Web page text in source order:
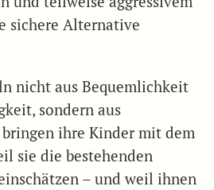
sichere Alternative
nicht aus Bequemlichkeit
sondern aus
ihre Kinder mit dem
sie die bestehenden
– und weil ihnen